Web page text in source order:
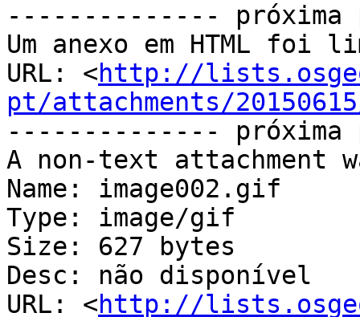
--------------
Um anexo em HTML foi
URL: <http://
pt/attachments/
--------------
A non-text attachment
Name: image002.gif
Type: image/gif
Size: 627 bytes
Desc: não disponível
URL: <http://